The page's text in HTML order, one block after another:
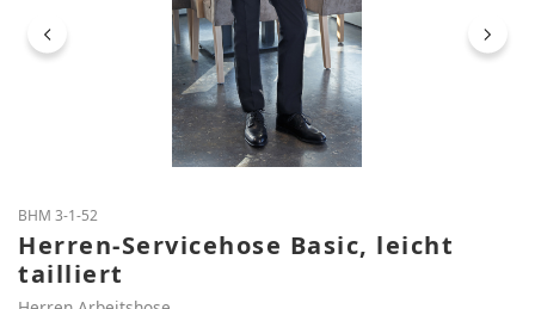
BHM 3-1-52
Herren-Servicehose Basic, leicht
tailliert